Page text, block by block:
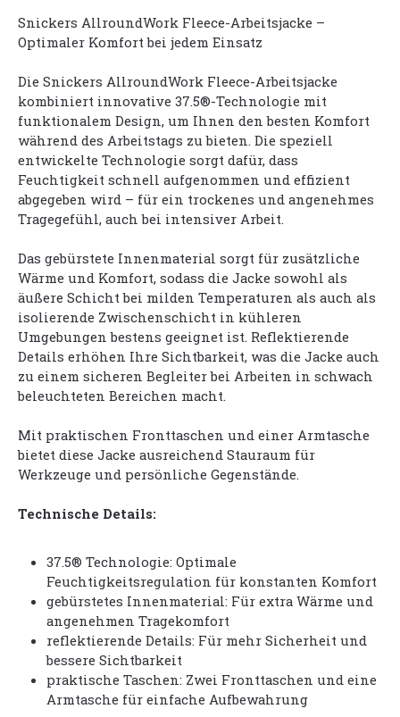
Snickers AllroundWork Fleece-Arbeitsjacke –
Optimaler Komfort bei jedem Einsatz
Die Snickers AllroundWork Fleece-Arbeitsjacke
kombiniert innovative 37.5®-Technologie mit
funktionalem Design, um Ihnen den besten Komfort
während des Arbeitstags zu bieten. Die speziell
entwickelte Technologie sorgt dafür, dass
Feuchtigkeit schnell aufgenommen und effizient
abgegeben wird – für ein trockenes und angenehmes
Tragegefühl, auch bei intensiver Arbeit.
Das gebürstete Innenmaterial sorgt für zusätzliche
Wärme und Komfort, sodass die Jacke sowohl als
äußere Schicht bei milden Temperaturen als auch als
isolierende Zwischenschicht in kühleren
Umgebungen bestens geeignet ist. Reflektierende
Details erhöhen Ihre Sichtbarkeit, was die Jacke auch
zu einem sicheren Begleiter bei Arbeiten in schwach
beleuchteten Bereichen macht.
Mit praktischen Fronttaschen und einer Armtasche
bietet diese Jacke ausreichend Stauraum für
Werkzeuge und persönliche Gegenstände.
Technische Details:
37.5® Technologie: Optimale
Feuchtigkeitsregulation für konstanten Komfort
gebürstetes Innenmaterial: Für extra Wärme und
angenehmen Tragekomfort
reflektierende Details: Für mehr Sicherheit und
bessere Sichtbarkeit
praktische Taschen: Zwei Fronttaschen und eine
Armtasche für einfache Aufbewahrung